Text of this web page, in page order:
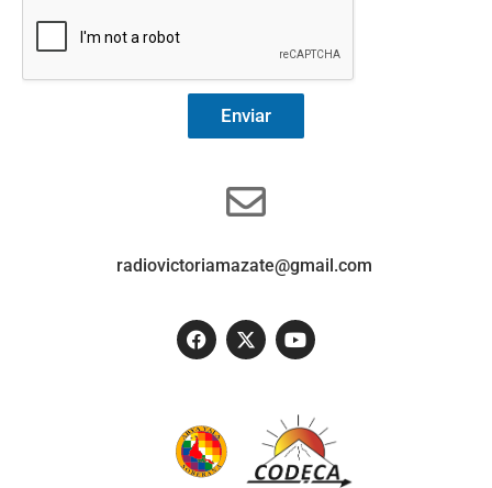
Enviar
radiovictoriamazate@gmail.com